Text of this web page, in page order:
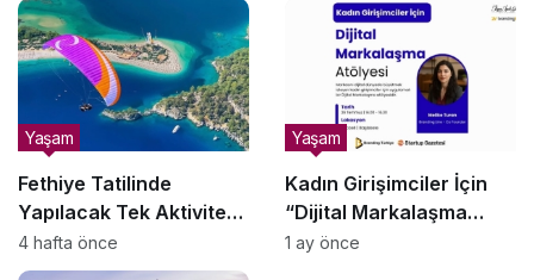
Fethiye Tatilinde
Yapılacak Tek Aktiviteyi
Seçecek Olsanız Neden
Yamaç Paraşütü Olmalı?
Yaşam
4 hafta önce
Kadın Girişimciler İçin
“Dijital Markalaşma
Atölyesi” Başlıyor
Yaşam
1 ay önce